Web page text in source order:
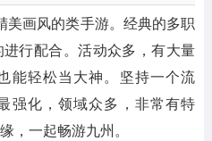
画风的类手游。经典的多职
行配合。活动众多，有大量
能轻松当大神。坚持一个流
强化，领域众多，非常有特
，一起畅游九州。